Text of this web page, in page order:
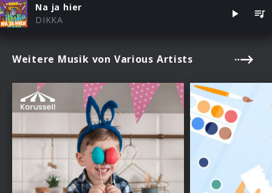
Na ja hier
DIKKA
Weitere Musik von Various Artists